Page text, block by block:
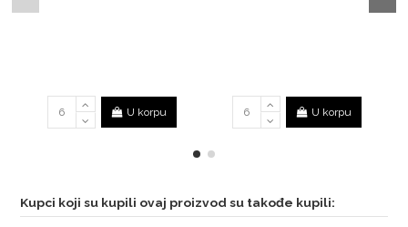
U korpu U korpu
Kupci koji su kupili ovaj proizvod su takođe kupili: